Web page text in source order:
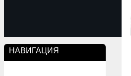
НАВИГАЦИЯ